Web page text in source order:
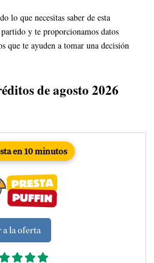
lo que necesitas saber de esta
y te proporcionamos datos
que te ayuden a tomar una decisión
de agosto 2026
en 10 minutos
a la oferta